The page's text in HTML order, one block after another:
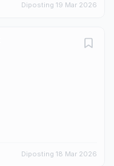
Diposting 19 Mar 2026
Diposting 18 Mar 2026